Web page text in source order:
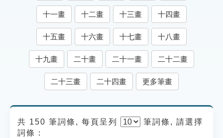
單字索引
生命大百科索引
遊戲專區
貓頭鷹博士
十一畫 十二畫 十三畫 十四畫
十五畫 十六畫 十七畫 十八畫
十九畫 二十畫 二十一畫 二十二畫
二十三畫 二十四畫 更多筆畫
共 150 筆詞條, 每頁呈列 筆詞條, 請選擇
詞條：